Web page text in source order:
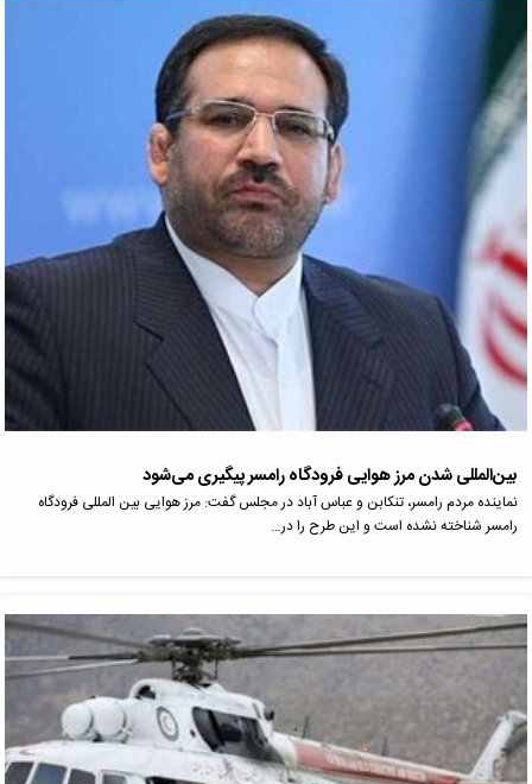
بین‌المللی شدن مرز هوایی فرودگاه رامسر پیگیری می‌شود
نماینده مردم رامسر، تنکابن و عباس آباد در مجلس گفت: مرز هوایی بین المللی فرودگاه
رامسر شناخته نشده است و این طرح را در…